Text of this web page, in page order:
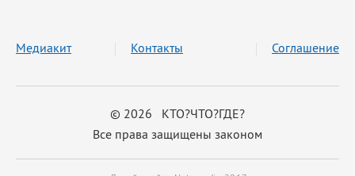
© 2026 КТО?ЧТО?ГДЕ?
Все права защищены законом
Медиакит Контакты Соглашение